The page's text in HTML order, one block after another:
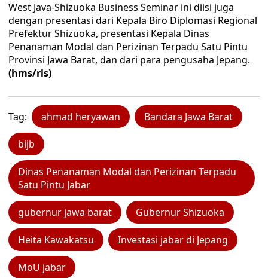
West Java-Shizuoka Business Seminar ini diisi juga
dengan presentasi dari Kepala Biro Diplomasi Regional
Prefektur Shizuoka, presentasi Kepala Dinas
Penanaman Modal dan Perizinan Terpadu Satu Pintu
Provinsi Jawa Barat, dan dari para pengusaha Jepang.
(hms/rls)
Tag: ahmad heryawan Bandara Jawa Barat
bijb
Dinas Penanaman Modal dan Perizinan Terpadu
Satu Pintu Jabar
gubernur jawa barat Gubernur Shizuoka
Heita Kawakatsu Investasi jabar di Jepang
MoU jabar